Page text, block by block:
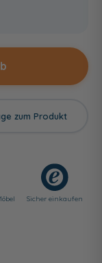
zum Produkt
Sicher einkaufen